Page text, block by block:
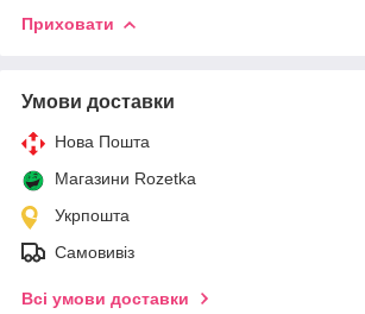
Приховати
Умови доставки
Нова Пошта
Магазини Rozetka
Укрпошта
Самовивіз
Всі умови доставки